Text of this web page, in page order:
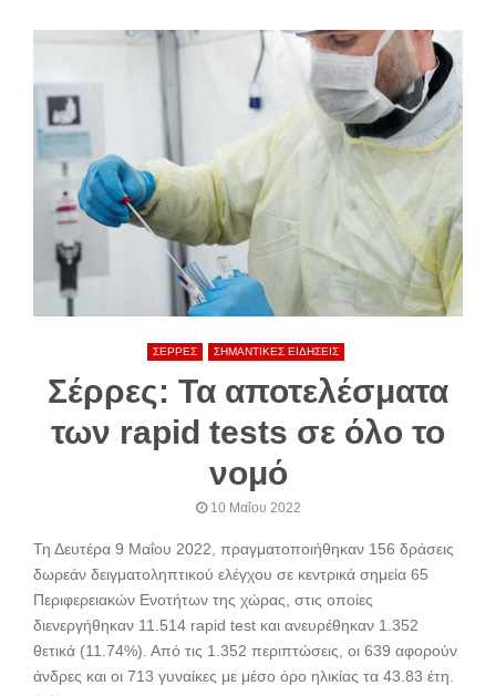
ΣΕΡΡΕΣ ΣΗΜΑΝΤΙΚΕΣ ΕΙΔΗΣΕΙΣ
Σέρρες: Τα αποτελέσματα
των rapid tests σε όλο το
νομό
10 Μαΐου 2022
Τη Δευτέρα 9 Μαΐου 2022, πραγματοποιήθηκαν 156 δράσεις
δωρεάν δειγματοληπτικού ελέγχου σε κεντρικά σημεία 65
Περιφερειακών Ενοτήτων της χώρας, στις οποίες
διενεργήθηκαν 11.514 rapid test και ανευρέθηκαν 1.352
θετικά (11.74%). Από τις 1.352 περιπτώσεις, οι 639 αφορούν
άνδρες και οι 713 γυναίκες με μέσο όρο ηλικίας τα 43.83 έτη.